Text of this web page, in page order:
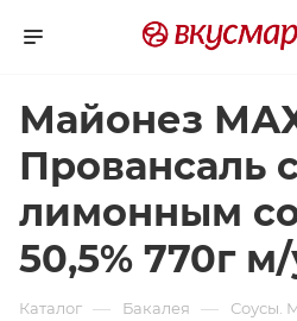
Майонез
Провансаль с
лимонным
50,5% 770г
Каталог — Бакалея — Соусы.